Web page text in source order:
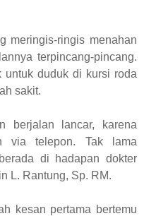
meringis-ringis menahan
terpincang-pincang.
duduk di kursi roda
sakit.
berjalan lancar, karena
via telepon. Tak lama
di hadapan dokter
L. Rantung, Sp. RM.
kesan pertama bertemu